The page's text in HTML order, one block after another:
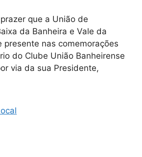
que a União de
da Banheira e Vale da
presente nas comemorações
do Clube União Banheirense
via da sua Presidente,